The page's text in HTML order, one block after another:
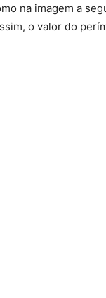
na imagem a
o valor do